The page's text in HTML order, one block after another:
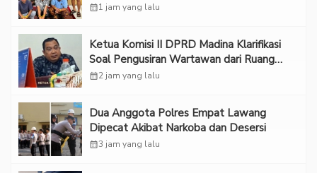
calendar_month1 jam yang lalu
Ketua Komisi II DPRD Madina Klarifikasi
Soal Pengusiran Wartawan dari Ruang
RDP
calendar_month2 jam yang lalu
Dua Anggota Polres Empat Lawang
Dipecat Akibat Narkoba dan Desersi
calendar_month3 jam yang lalu